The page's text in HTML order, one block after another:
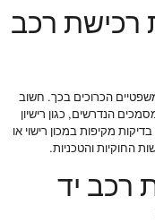
רכישת רכב
הכרוכים בכך. חשוב
הנדרשים, כגון רישיון
מקיפות במכון רישוי או
החוקיות והטכניות.
רכב יד